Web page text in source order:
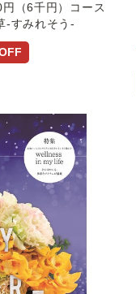
（6千円）コース
-すみれそう-